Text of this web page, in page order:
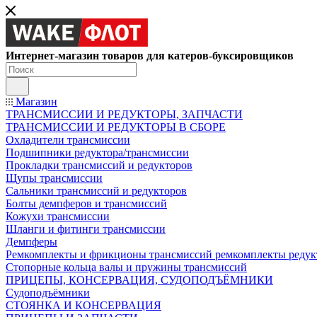
Интернет-магазин товаров для катеров-буксировщиков
Магазин
ТРАНСМИССИИ И РЕДУКТОРЫ, ЗАПЧАСТИ
ТРАНСМИССИИ И РЕДУКТОРЫ В СБОРЕ
Охладители трансмиссии
Подшипники редуктора/трансмиссии
Прокладки трансмиссий и редукторов
Щупы трансмиссии
Сальники трансмиссий и редукторов
Болты демпферов и трансмиссий
Кожухи трансмиссии
Шланги и фитинги трансмиссии
Демпферы
Ремкомплекты и фрикционы трансмиссий ремкомплекты
Стопорные кольца валы и пружины трансмиссий
ПРИЦЕПЫ, КОНСЕРВАЦИЯ, СУДОПОДЪЁМНИКИ
Судоподъёмники
СТОЯНКА И КОНСЕРВАЦИЯ